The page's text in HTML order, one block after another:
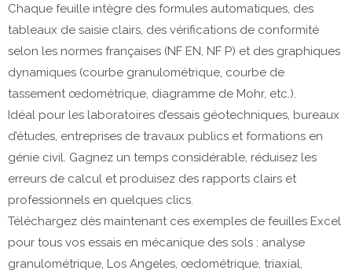
Chaque feuille intègre des formules automatiques, des
tableaux de saisie clairs, des vérifications de conformité
selon les normes françaises (NF EN, NF P) et des graphiques
dynamiques (courbe granulométrique, courbe de
tassement œdométrique, diagramme de Mohr, etc.).
Idéal pour les laboratoires d’essais géotechniques, bureaux
d’études, entreprises de travaux publics et formations en
génie civil. Gagnez un temps considérable, réduisez les
erreurs de calcul et produisez des rapports clairs et
professionnels en quelques clics.
Téléchargez dès maintenant ces exemples de feuilles Excel
pour tous vos essais en mécanique des sols : analyse
granulométrique, Los Angeles, œdométrique, triaxial,